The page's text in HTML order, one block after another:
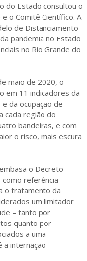
do Estado consultou o
o Comitê Científico. A
de Distanciamento
pandemia no Estado
no Rio Grande do
maio de 2020, o
em 11 indicadores da
da ocupação de
cada região do
bandeiras, e com
o risco, mais escura
o Decreto
referência
o tratamento da
um limitador
– tanto por
quanto por
a uma
a internação